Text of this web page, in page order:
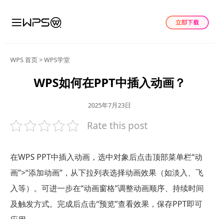
WPS 首页>WPS学堂
WPS如何在PPT中插入动画？
2025年7月23日
Rate this post
在WPS PPT中插入动画，选中对象后点击顶部菜单栏“动
画”>“添加动画”，从下拉列表选择动画效果（如淡入、飞
入等）。可进一步在“动画窗格”调整动画顺序、持续时间
及触发方式。完成后点击“预览”查看效果，保存PPT即可